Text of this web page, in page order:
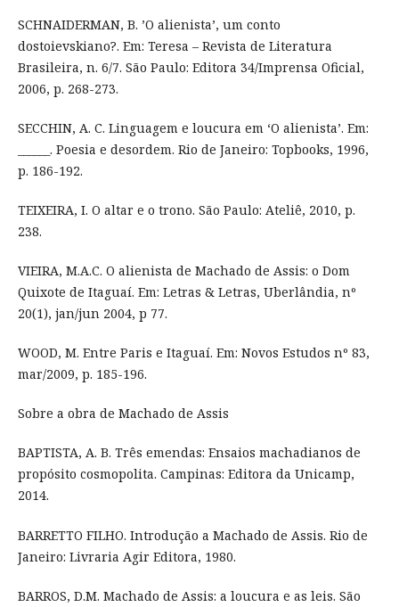
SCHNAIDERMAN, B. ’O alienista’, um conto
dostoievskiano?. Em: Teresa – Revista de Literatura
Brasileira, n. 6/7. São Paulo: Editora 34/Imprensa Oficial,
2006, p. 268-273.
SECCHIN, A. C. Linguagem e loucura em ‘O alienista’. Em:
______. Poesia e desordem. Rio de Janeiro: Topbooks, 1996,
p. 186-192.
TEIXEIRA, I. O altar e o trono. São Paulo: Ateliê, 2010, p.
238.
VIEIRA, M.A.C. O alienista de Machado de Assis: o Dom
Quixote de Itaguaí. Em: Letras & Letras, Uberlândia, nº
20(1), jan/jun 2004, p 77.
WOOD, M. Entre Paris e Itaguaí. Em: Novos Estudos nº 83,
mar/2009, p. 185-196.
Sobre a obra de Machado de Assis
BAPTISTA, A. B. Três emendas: Ensaios machadianos de
propósito cosmopolita. Campinas: Editora da Unicamp,
2014.
BARRETTO FILHO. Introdução a Machado de Assis. Rio de
Janeiro: Livraria Agir Editora, 1980.
BARROS, D.M. Machado de Assis: a loucura e as leis. São